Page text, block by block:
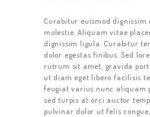
Curabitur euismod
molestie. Aliquam vitae
dignissim ligula. Curabitur
dolor egestas finibus. Sed
rutrum sit amet, gravida
ut diam eget libero facilisis
feugiat varius nunc aliquam
sed turpis at orci auctor
pulvinar dolor ut felis